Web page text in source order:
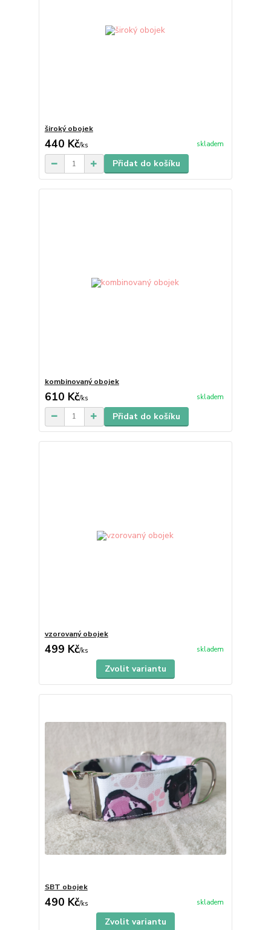
široký obojek
440 Kč/ks skladem
Přidat do košíku
kombinovaný obojek
610 Kč/ks skladem
Přidat do košíku
vzorovaný obojek
499 Kč/ks skladem
Zvolit variantu
SBT obojek
490 Kč/ks skladem
Zvolit variantu